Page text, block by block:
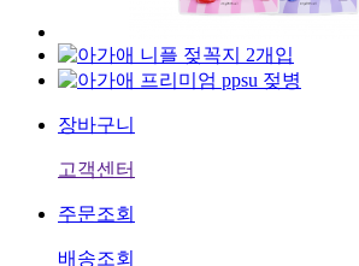
장바구니
고객센터
주문조회
배송조회